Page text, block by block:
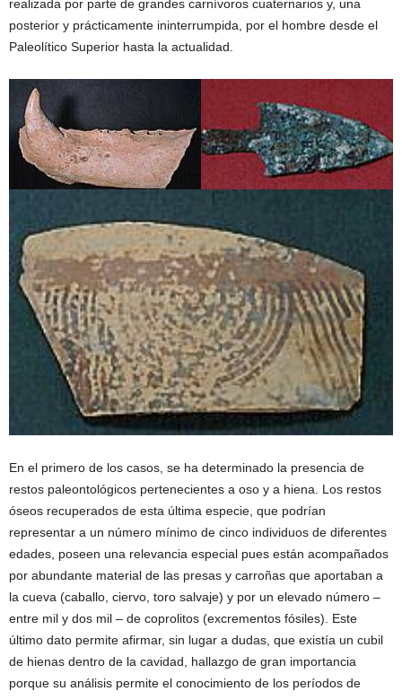
realizada por parte de grandes carnívoros cuaternarios y, una
posterior y prácticamente ininterrumpida, por el hombre desde el
Paleolítico Superior hasta la actualidad.
En el primero de los casos, se ha determinado la presencia de
restos paleontológicos pertenecientes a oso y a hiena. Los restos
óseos recuperados de esta última especie, que podrían
representar a un número mínimo de cinco individuos de diferentes
edades, poseen una relevancia especial pues están acompañados
por abundante material de las presas y carroñas que aportaban a
la cueva (caballo, ciervo, toro salvaje) y por un elevado número –
entre mil y dos mil – de coprolitos (excrementos fósiles). Este
último dato permite afirmar, sin lugar a dudas, que existía un cubil
de hienas dentro de la cavidad, hallazgo de gran importancia
porque su análisis permite el conocimiento de los períodos de